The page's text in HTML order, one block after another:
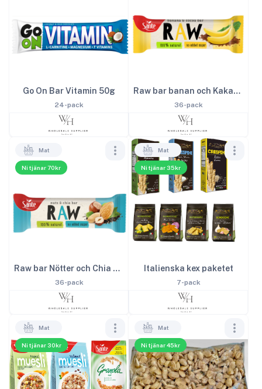
Go On Bar Vitamin 50g
24-pack
Raw bar banan och Kakao 35g
36-pack
Ni tjänar 70kr
Mat
Raw bar Nötter och Chia 35g
36-pack
Ni tjänar 35kr
Mat
Italienska kex paketet
7-pack
Ni tjänar 30kr
Mat
Ni tjänar 45kr
Mat